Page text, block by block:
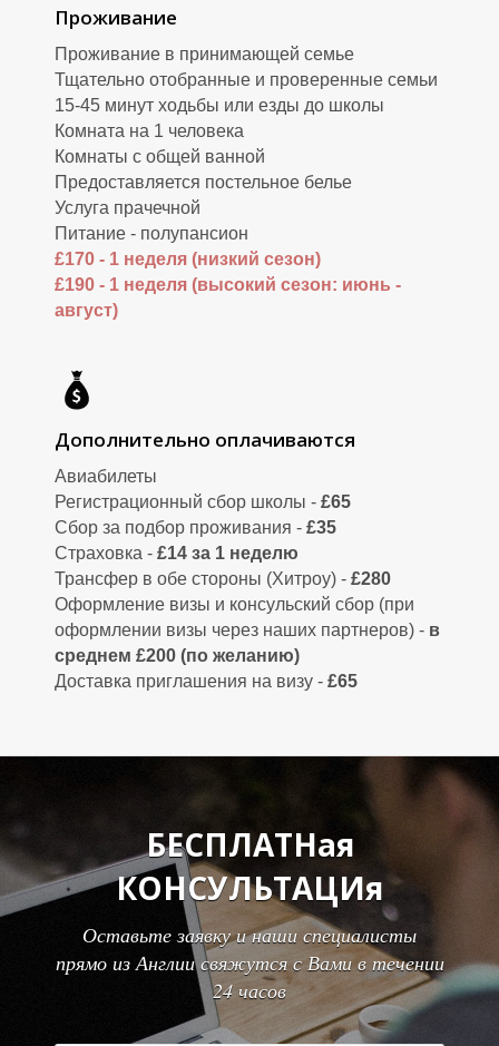
Д
Е
Проживание
Проживание в принимающей семье
Тщательно отобранные и проверенные семьи
15-45 минут ходьбы или езды до школы
Комната на 1 человека
Комнаты с общей ванной
Предоставляется постельное белье
Услуга прачечной
Питание - полупансион
£170 - 1 неделя (низкий сезон)
£190 - 1 неделя (высокий сезон: июнь -
август)
Дополнительно оплачиваются
Авиабилеты
Регистрационный сбор школы - £65
Сбор за подбор проживания - £35
Страховка - £14 за 1 неделю
Трансфер в обе стороны (Хитроу) - £280
Оформление визы и консульский сбор (при
оформлении визы через наших партнеров) - в
среднем £200 (по желанию)
Доставка приглашения на визу - £65
БЕСПЛАТНая
КОНСУЛЬТАЦИя
Оставьте заявку и наши специалисты
прямо из Англии свяжутся с Вами в течении
24 часов
Д
Е